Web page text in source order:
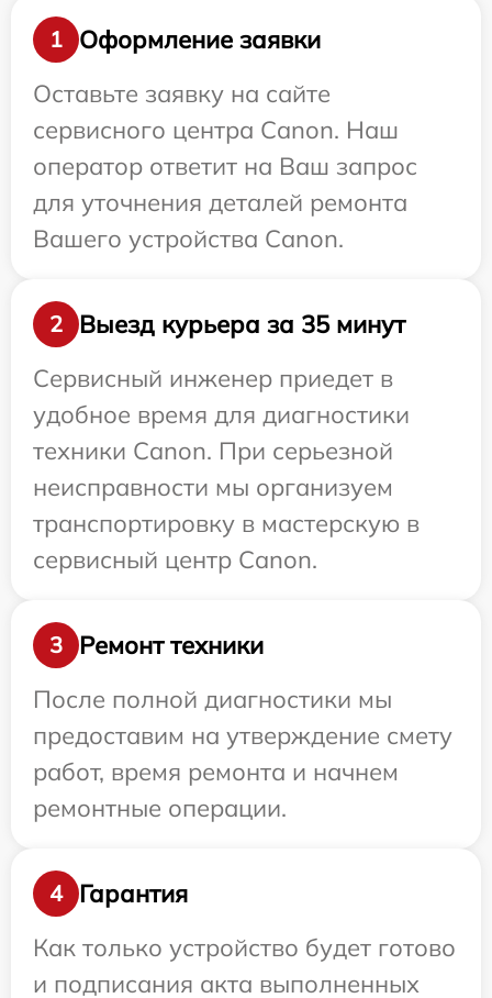
1
Оформление заявки
Оставьте заявку на сайте
сервисного центра Canon. Наш
оператор ответит на Ваш запрос
для уточнения деталей ремонта
Вашего устройства Canon.
2
Выезд курьера за 35 минут
Сервисный инженер приедет в
удобное время для диагностики
техники Canon. При серьезной
неисправности мы организуем
транспортировку в мастерскую в
сервисный центр Canon.
3
Ремонт техники
После полной диагностики мы
предоставим на утверждение смету
работ, время ремонта и начнем
ремонтные операции.
4
Гарантия
Как только устройство будет готово
и подписания акта выполненных